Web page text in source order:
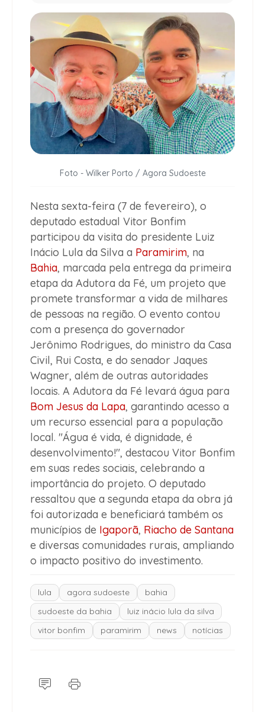
Foto - Wilker Porto / Agora Sudoeste
Nesta sexta-feira (7 de fevereiro), o
deputado estadual Vitor Bonfim
participou da visita do presidente Luiz
Inácio Lula da Silva a Paramirim, na
Bahia, marcada pela entrega da primeira
etapa da Adutora da Fé, um projeto que
promete transformar a vida de milhares
de pessoas na região. O evento contou
com a presença do governador
Jerônimo Rodrigues, do ministro da Casa
Civil, Rui Costa, e do senador Jaques
Wagner, além de outras autoridades
locais. A Adutora da Fé levará água para
Bom Jesus da Lapa, garantindo acesso a
um recurso essencial para a população
local. "Água é vida, é dignidade, é
desenvolvimento!", destacou Vitor Bonfim
em suas redes sociais, celebrando a
importância do projeto. O deputado
ressaltou que a segunda etapa da obra já
foi autorizada e beneficiará também os
municípios de Igaporã, Riacho de Santana
e diversas comunidades rurais, ampliando
o impacto positivo do investimento.
lula agora sudoeste
bahia
sudoeste da bahia
luiz inácio lula da silva
vitor bonfim
paramirim news notícias